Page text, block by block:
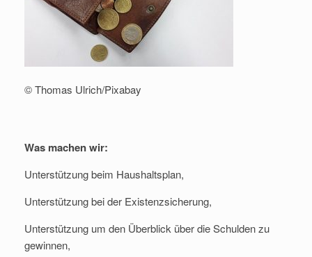
© Thomas Ulrich/Pixabay
Was machen wir:
Unterstützung beim Haushaltsplan,
Unterstützung bei der Existenzsicherung,
Unterstützung um den Überblick über die Schulden zu
gewinnen,